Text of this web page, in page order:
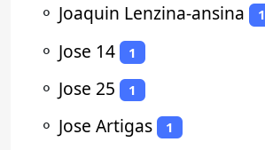
⚬ Joaquin Lenzina-ansina 1
⚬ Jose 14 1
⚬ Jose 25 1
⚬ Jose Artigas 1